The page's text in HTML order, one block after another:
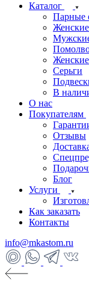
Каталог
Парные
Серьги
В
О нас
Покупателям
Отзывы
Блог
Услуги
Как заказать
Контакты
info@mkastom.ru